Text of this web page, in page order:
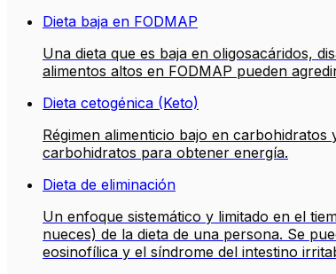
Dieta baja en FODMAP
Una dieta que es baja en oligosacáridos,
alimentos altos en FODMAP pueden
Dieta cetogénica (Keto)
Régimen alimenticio bajo en
carbohidratos para obtener energía.
Dieta de eliminación
Un enfoque sistemático y limitado en el
nueces) de la dieta de una persona. Se
eosinofílica y el síndrome del intestino